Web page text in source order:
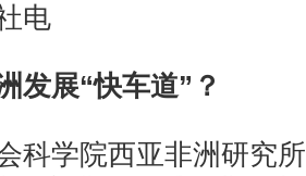
电
发展“快车道”？
学院西亚非洲研究所